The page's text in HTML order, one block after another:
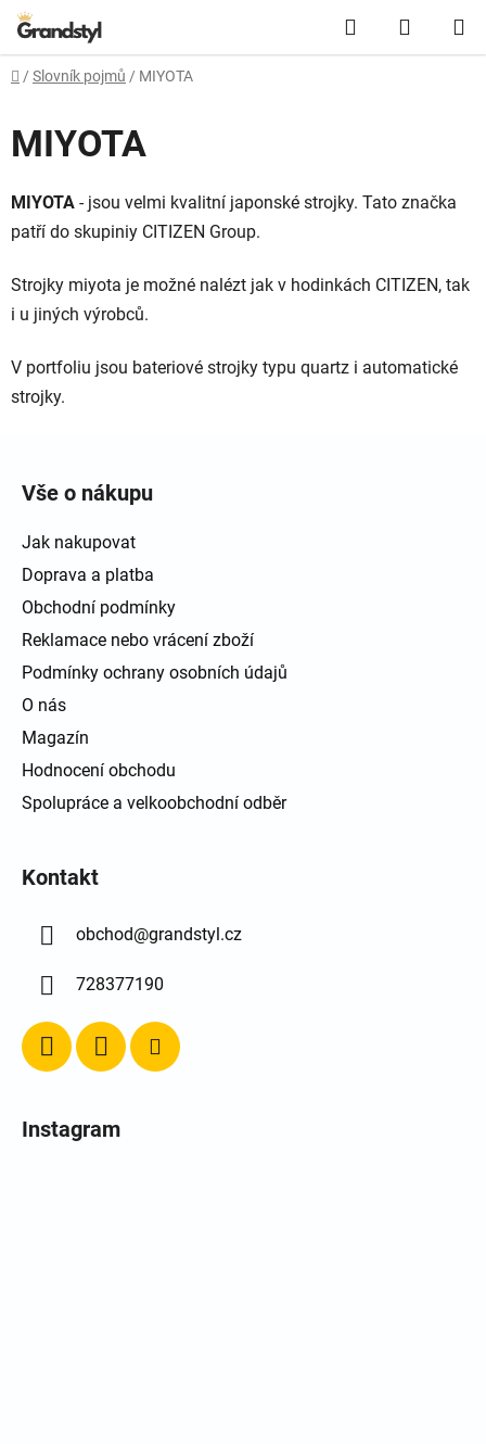
Přejít na obsah Hledat
Domů
/ Slovník pojmů / MIYOTA
MIYOTA
MIYOTA - jsou velmi kvalitní japonské strojky. Tato značka
patří do skupiniy CITIZEN Group.
Strojky miyota je možné nalézt jak v hodinkách CITIZEN, tak
i u jiných výrobců.
V portfoliu jsou bateriové strojky typu quartz i automatické
strojky.
Vše o nákupu
Jak nakupovat
Doprava a platba
Obchodní podmínky
Reklamace nebo vrácení zboží
Podmínky ochrany osobních údajů
O nás
Magazín
Hodnocení obchodu
Spolupráce a velkoobchodní odběr
Kontakt
obchod@grandstyl.cz
728377190
Instagram